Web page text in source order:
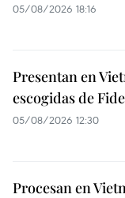
05/08/2026 18:16
Presentan en
escogidas de
05/08/2026 12:30
Procesan en